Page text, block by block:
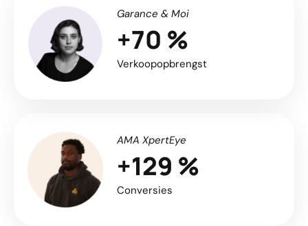
Garance & Moi
+70 %
Verkoopopbrengst
AMA XpertEye
+129 %
Conversies